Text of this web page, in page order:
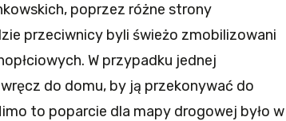
poprzez różne strony
przeciwnicy byli świeżo zmobilizowani
W przypadku jednej
do domu, by ją przekonywać do
to poparcie dla mapy drogowej było w